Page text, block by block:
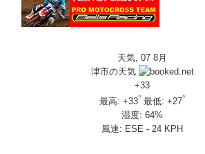
天気, 07 8月
津市の天気
+33
最高:+33° 最低:+27°
湿度:64%
風速: ESE - 24 KPH